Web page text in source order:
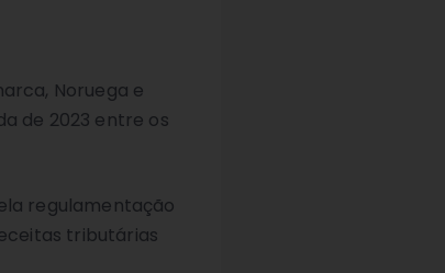
Noruega e
de 2023 entre os
regulamentação
tributárias